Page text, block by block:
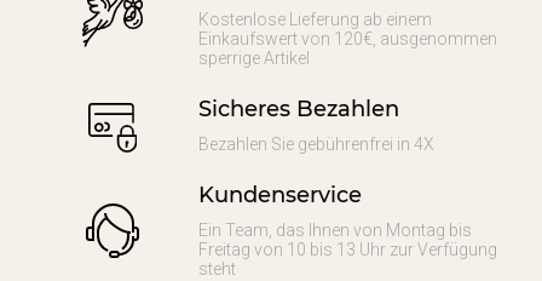
Kostenlose Lieferung ab einem
Einkaufswert von 120€, ausgenommen
sperrige Artikel
Sicheres Bezahlen
Bezahlen Sie gebührenfrei in 4X
Kundenservice
Ein Team, das Ihnen von Montag bis
Freitag von 10 bis 13 Uhr zur Verfügung
steht